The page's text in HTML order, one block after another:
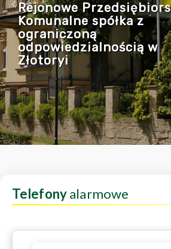
Rejonowe
Komunalne spółka z
ograniczoną
odpowiedzialnością w
Złotoryi
Telefonyalarmowe